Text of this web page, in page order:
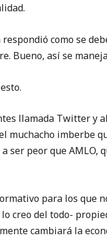
como se
Bueno, así se
llamada Twitter y
muchacho imberbe
ser peor que AMLO,
para los que
creo del todo-
cambiará la